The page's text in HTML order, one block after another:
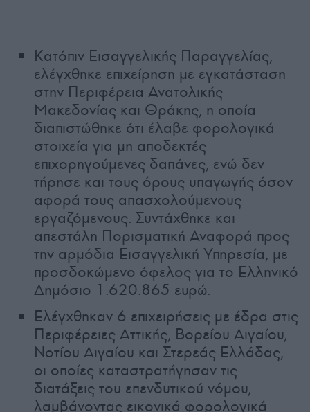
Κατόπιν Εισαγγελικής Παραγγελίας,
ελέγχθηκε επιχείρηση με εγκατάσταση
στην Περιφέρεια Ανατολικής
Μακεδονίας και Θράκης, η οποία
διαπιστώθηκε ότι έλαβε φορολογικά
στοιχεία για μη αποδεκτές
επιχορηγούμενες δαπάνες, ενώ δεν
τήρησε και τους όρους υπαγωγής όσον
αφορά τους απασχολούμενους
εργαζόμενους. Συντάχθηκε και
απεστάλη Πορισματική Αναφορά προς
την αρμόδια Εισαγγελική Υπηρεσία, με
προσδοκώμενο όφελος για το Ελληνικό
Δημόσιο 1.620.865 ευρώ.
Ελέγχθηκαν 6 επιχειρήσεις με έδρα στις
Περιφέρειες Αττικής, Βορείου Αιγαίου,
Νοτίου Αιγαίου και Στερεάς Ελλάδας,
οι οποίες καταστρατήγησαν τις
διατάξεις του επενδυτικού νόμου,
λαμβάνοντας εικονικά φορολογικά